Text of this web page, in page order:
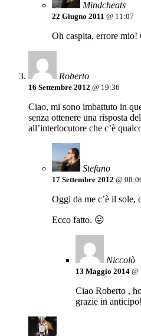
Mindcheats
22 Giugno 2011 @ 11:07
Oh caspita, errore
Roberto
16 Settembre 2012 @ 19:36
Ciao, mi sono imbattuto in
senza ottenere una risposta
all’interlocutore che c’è
Stefano
17 Settembre 2012 @
Oggi da me c’è il
Ecco fatto. 😛
Niccolò
13 Maggio 2014 @
Ciao Roberto ,
grazie in anticipo!